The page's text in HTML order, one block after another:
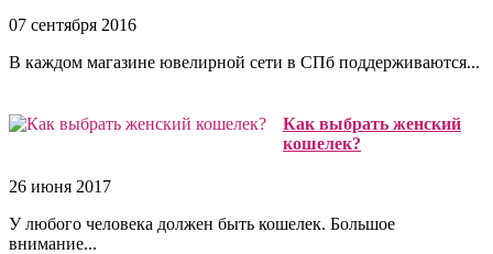
07 сентября 2016
В каждом магазине ювелирной сети в СПб поддерживаются...
Как выбрать женский
кошелек?
26 июня 2017
У любого человека должен быть кошелек. Большое
внимание...